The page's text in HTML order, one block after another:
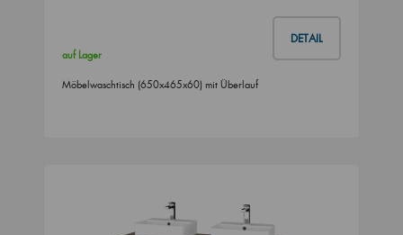
DETAIL
auf Lager
Möbelwaschtisch (650x465x60) mit Überlauf